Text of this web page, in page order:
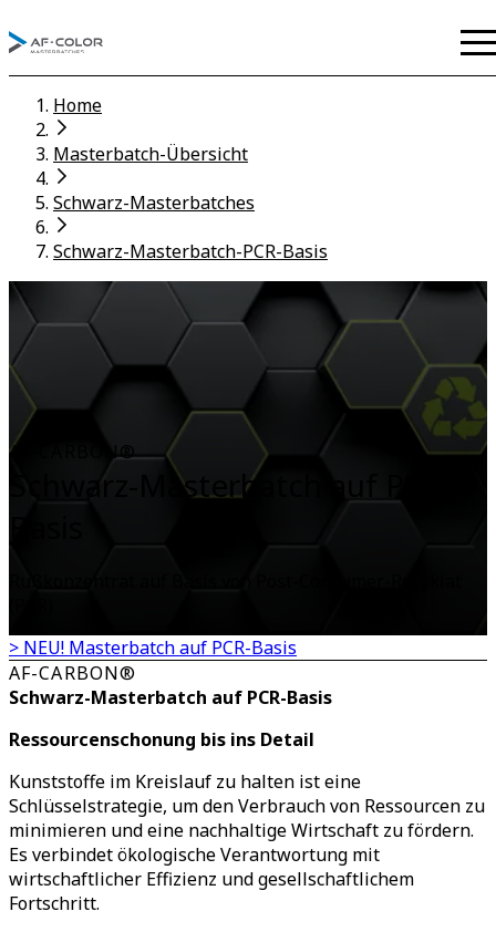
Home
Masterbatch-Übersicht
Schwarz-Masterbatches
Schwarz-Masterbatch-PCR-Basis
AF-CARBON®
Schwarz-Masterbatch auf PCR-
> NEU! Masterbatch auf PCR-Basis
AF-CARBON®
Schwarz-Masterbatch auf PCR-Basis
Ressourcenschonung bis ins Detail
Kunststoffe im Kreislauf zu halten ist eine
Schlüsselstrategie, um den Verbrauch von Ressourcen zu
minimieren und eine nachhaltige Wirtschaft zu fördern.
Es verbindet ökologische Verantwortung mit
wirtschaftlicher Effizienz und gesellschaftlichem
Fortschritt.